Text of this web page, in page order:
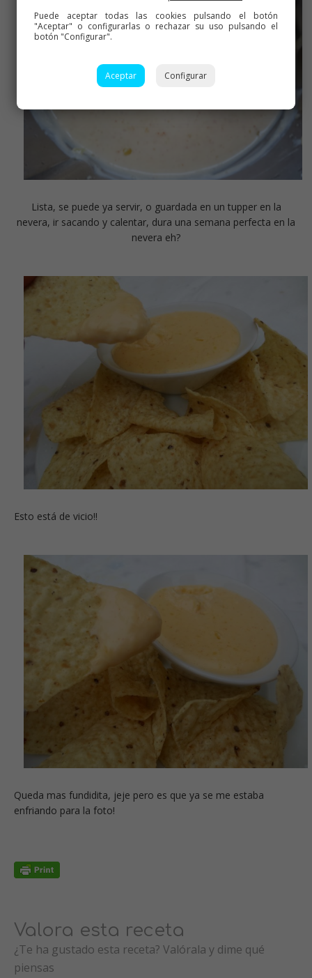
Lista, se puede ya servir, o guardada en un tupper en la
nevera, ir sacando y calentar, dura una semana perfecta en la
nevera eh?
Esto está de vicio!!
Queda mas fundidita, jeje pero es que ya se me estaba
enfriando para la foto!
Valora esta receta
¿Te ha gustado esta receta? Valórala y dime qué
piensas
Puede aceptar todas las cookies pulsando el botón
"Aceptar" o configurarlas o rechazar su uso pulsando el
botón "Configurar".
Aceptar Configurar